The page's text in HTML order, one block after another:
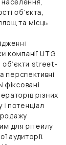
об’єкта,
та місць
компанії UTG
об’єкти street-
перспективні
фіксовані
різних
потенціал
для рітейлу
аудиторії.